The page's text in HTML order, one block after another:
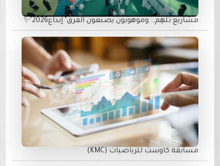
مشاريع تُلهِم.. وموهوبون يصنعون الفرق" إبداع2026"✨
مسابقة كاوست للرياضيات (KMC)